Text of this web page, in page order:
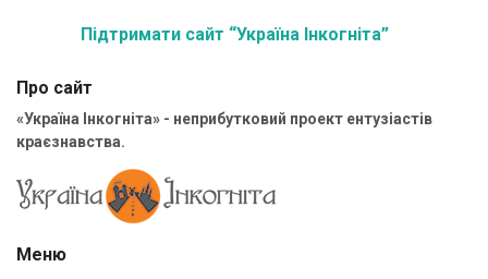
Підтримати сайт “Україна Інкогніта”
Про сайт
«Україна Інкогніта» - неприбутковий проект ентузіастів
краєзнавства.
Меню